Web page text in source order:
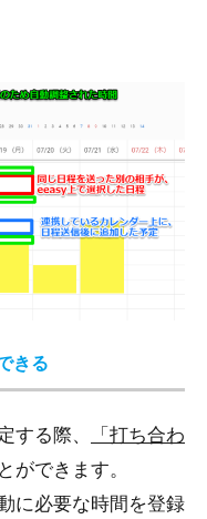
きる
する際、
「打ち合わ
ができます。
に必要な時間を登録